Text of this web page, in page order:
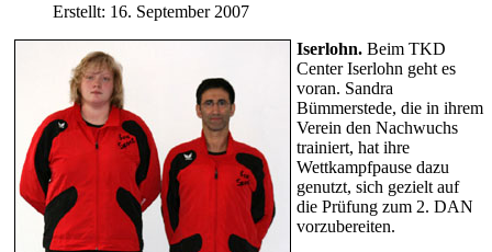
Erstellt: 16. September 2007
Iserlohn. Beim TKD
Center Iserlohn geht es
voran. Sandra
Bümmerstede, die in ihrem
Verein den Nachwuchs
trainiert, hat ihre
Wettkampfpause dazu
genutzt, sich gezielt auf
die Prüfung zum 2. DAN
vorzubereiten.